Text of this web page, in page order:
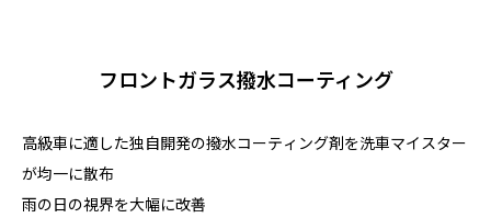
フロントガラス撥水コーティング
高級車に適した独自開発の撥水コーティング剤を洗車マイスター
が均一に散布
雨の日の視界を大幅に改善